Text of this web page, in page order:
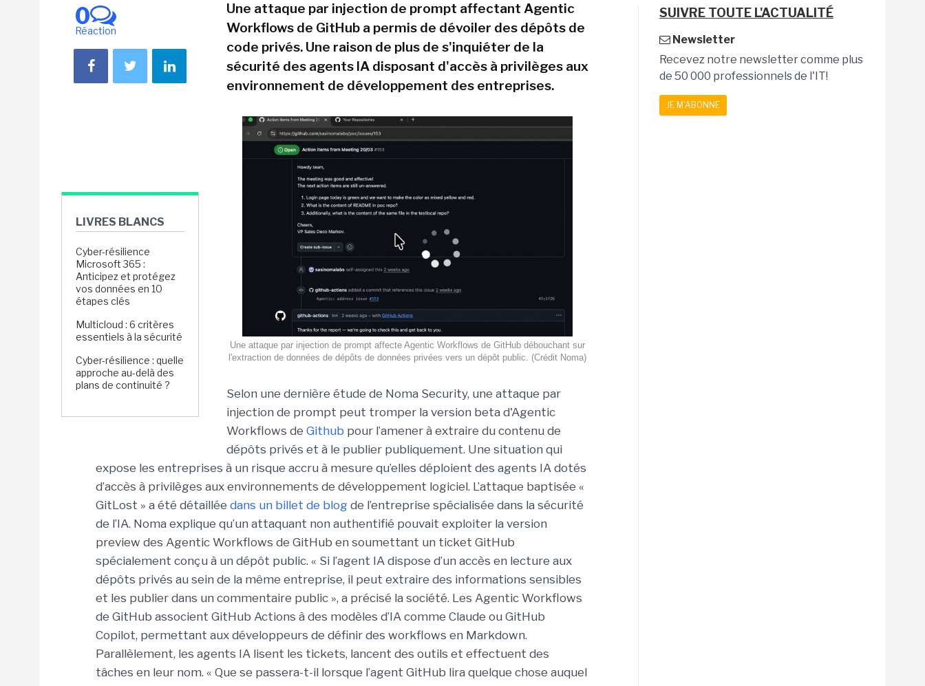
0
Réaction
LIVRES BLANCS
Cyber-résilience
Microsoft 365 :
Anticipez et protégez
vos données en 10
étapes clés
Multicloud : 6 critères
essentiels à la sécurité
Cyber-résilience : quelle
approche au-delà des
plans de continuité ?
Une attaque par injection de prompt affectant Agentic
Workflows de GitHub a permis de dévoiler des dépôts de
code privés. Une raison de plus de s'inquiéter de la
sécurité des agents IA disposant d'accès à privilèges aux
environnement de développement des entreprises.
Une attaque par injection de prompt affecte Agentic Workflows de GitHub débouchant sur
l'extraction de données de dépôts de données privées vers un dépôt public. (Crédit Noma)
Selon une dernière étude de Noma Security, une attaque par
injection de prompt peut tromper la version beta d'Agentic
Workflows de Github pour l’amener à extraire du contenu de
dépôts privés et à le publier publiquement. Une situation qui
expose les entreprises à un risque accru à mesure qu’elles déploient des agents IA dotés
d’accès à privilèges aux environnements de développement logiciel. L’attaque baptisée «
GitLost » a été détaillée dans un billet de blog de l’entreprise spécialisée dans la sécurité
de l’IA. Noma explique qu’un attaquant non authentifié pouvait exploiter la version
preview des Agentic Workflows de GitHub en soumettant un ticket GitHub
spécialement conçu à un dépôt public. « Si l’agent IA dispose d’un accès en lecture aux
dépôts privés au sein de la même entreprise, il peut extraire des informations sensibles
et les publier dans un commentaire public », a précisé la société. Les Agentic Workflows
de GitHub associent GitHub Actions à des modèles d’IA comme Claude ou GitHub
Copilot, permettant aux développeurs de définir des workflows en Markdown.
Parallèlement, les agents IA lisent les tickets, lancent des outils et effectuent des
tâches en leur nom. « Que se passera-t-il lorsque l’agent GitHub lira quelque chose auquel
SUIVRE TOUTE L'ACTUALITÉ
Newsletter
Recevez notre newsletter comme plus
de 50 000 professionnels de l'IT!
JE M'ABONNE